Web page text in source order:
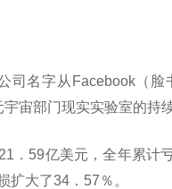
司名字从Facebook（脸
宙部门现实实验室的持
．59亿美元，全年累计
扩大了34．57％。